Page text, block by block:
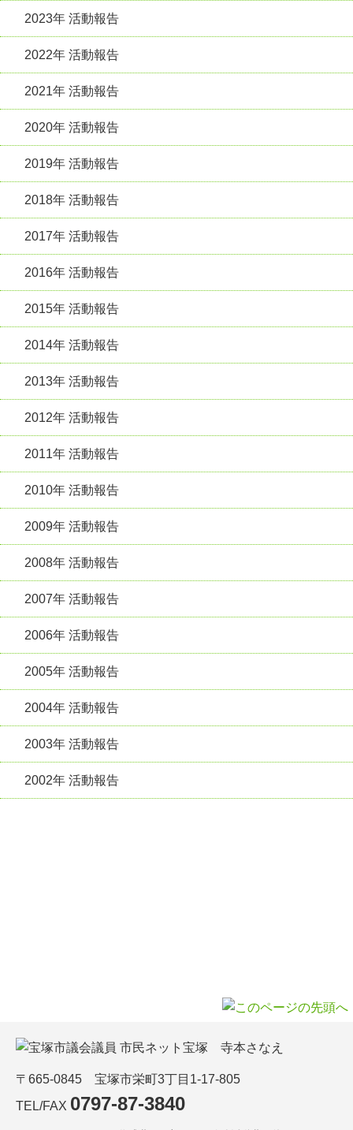
2023年 活動報告
2022年 活動報告
2021年 活動報告
2020年 活動報告
2019年 活動報告
2018年 活動報告
2017年 活動報告
2016年 活動報告
2015年 活動報告
2014年 活動報告
2013年 活動報告
2012年 活動報告
2011年 活動報告
2010年 活動報告
2009年 活動報告
2008年 活動報告
2007年 活動報告
2006年 活動報告
2005年 活動報告
2004年 活動報告
2003年 活動報告
2002年 活動報告
〒665-0845 宝塚市栄町3丁目1-17-805
TEL/FAX 0797-87-3840